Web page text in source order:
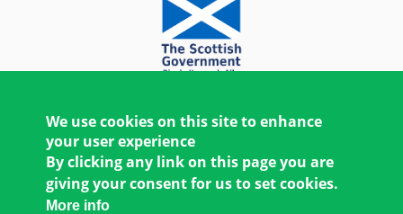
We use cookies on this site to enhance
your user experience
By clicking any link on this page you are
giving your consent for us to set cookies.
More info